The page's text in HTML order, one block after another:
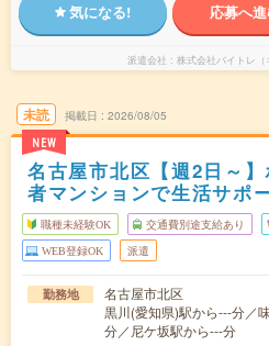
気になる! 応募へ
派遣会社 株式会社バイトレ（
未読
NEW
掲載日 2026/08/05
名古屋市北区【週2日～
者マンションで生活サポ
職種未経験OK 交通費別途支給あり
WEB登録OK 派遣
勤務地
名古屋市北区
黒川(愛知県)駅から---分／
分／尼ケ坂駅から---分